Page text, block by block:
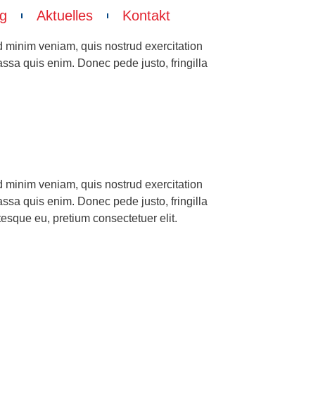
Aktuelles Kontakt
veniam, quis nostrud exercitation
quis enim. Donec pede justo, fringilla
veniam, quis nostrud exercitation
quis enim. Donec pede justo, fringilla
eu, pretium consectetuer elit.